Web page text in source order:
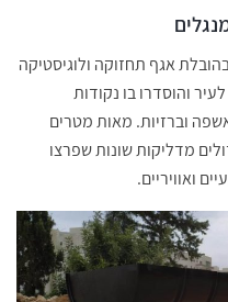
אגף תחזוקה ולוגיסטיקה
והוסדרו בו נקודות
וברזיות. מאות מטרים
מדליקות שונות שפרצו
ואוויריים.